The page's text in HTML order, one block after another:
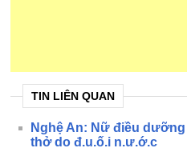
TIN LIÊN QUAN
Nghệ An: Nữ điều
thở do đ.u.ố.i n.ư.ớ.c